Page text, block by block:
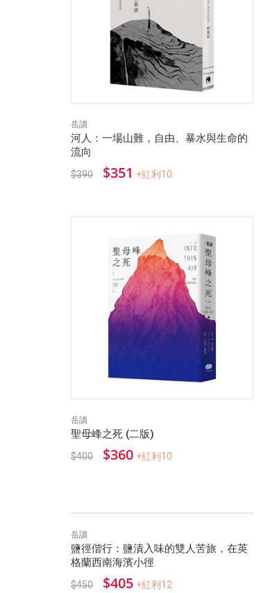
岳讀
河人：一場山難，自由、暴水與生命的
流向
$390 $351 +紅利10
岳讀
聖母峰之死 (二版)
$400 $360 +紅利10
岳讀
鹽徑偕行：鹽漬入味的雙人苦旅，在英
格蘭西南海濱小徑
$450 $405 +紅利12